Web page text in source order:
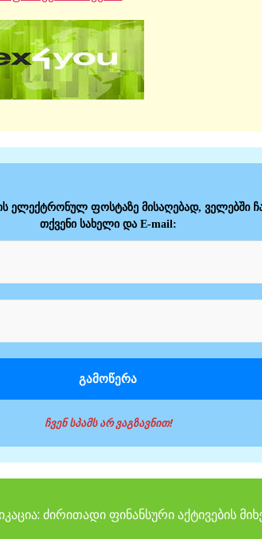
ელექტრონულ ფოსტაზე მისაღებად, ველებში
თქვენი სახელი და E-mail:
ჩვენ სპამს არ ვაგზავნით!
ძირითადი ფინანსური აქტივების